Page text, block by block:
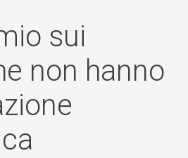
sui
non hanno